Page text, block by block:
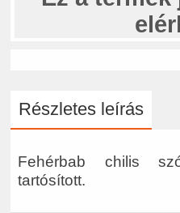
Részletes leírás
Fehérbab chilis
tartósított.